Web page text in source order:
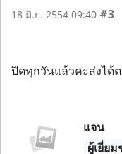
18 มิ.ย. 2554 09:40 #3
ปิดทุกวันแล้วคะส่งได้
แจน
ผู้เยี่ย